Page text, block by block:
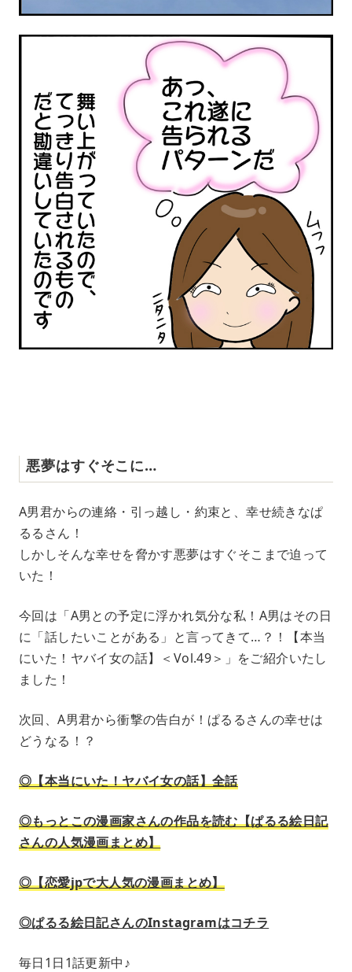
悪夢はすぐそこに…
A男君からの連絡・引っ越し・約束と、幸せ続きなぱ
るるさん！
しかしそんな幸せを脅かす悪夢はすぐそこまで迫って
いた！
今回は「A男との予定に浮かれ気分な私！A男はその日
に「話したいことがある」と言ってきて…？！【本当
にいた！ヤバイ女の話】＜Vol.49＞」をご紹介いたし
ました！
次回、A男君から衝撃の告白が！ぱるるさんの幸せは
どうなる！？
◎【本当にいた！ヤバイ女の話】全話
◎もっとこの漫画家さんの作品を読む【ぱるる絵日記
さんの人気漫画まとめ】
◎【恋愛jpで大人気の漫画まとめ】
◎ぱるる絵日記さんのInstagramはコチラ
毎日1日1話更新中♪